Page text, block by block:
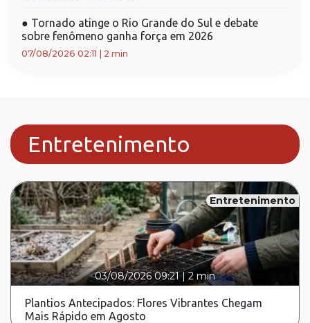
● Tornado atinge o Rio Grande do Sul e debate
sobre fenômeno ganha força em 2026
07/08/2026 02:11 2 min
Entretenimento
Entretenimento
03/08/2026 09:21|2 min
Plantios Antecipados: Flores Vibrantes Chegam
Mais Rápido em Agosto